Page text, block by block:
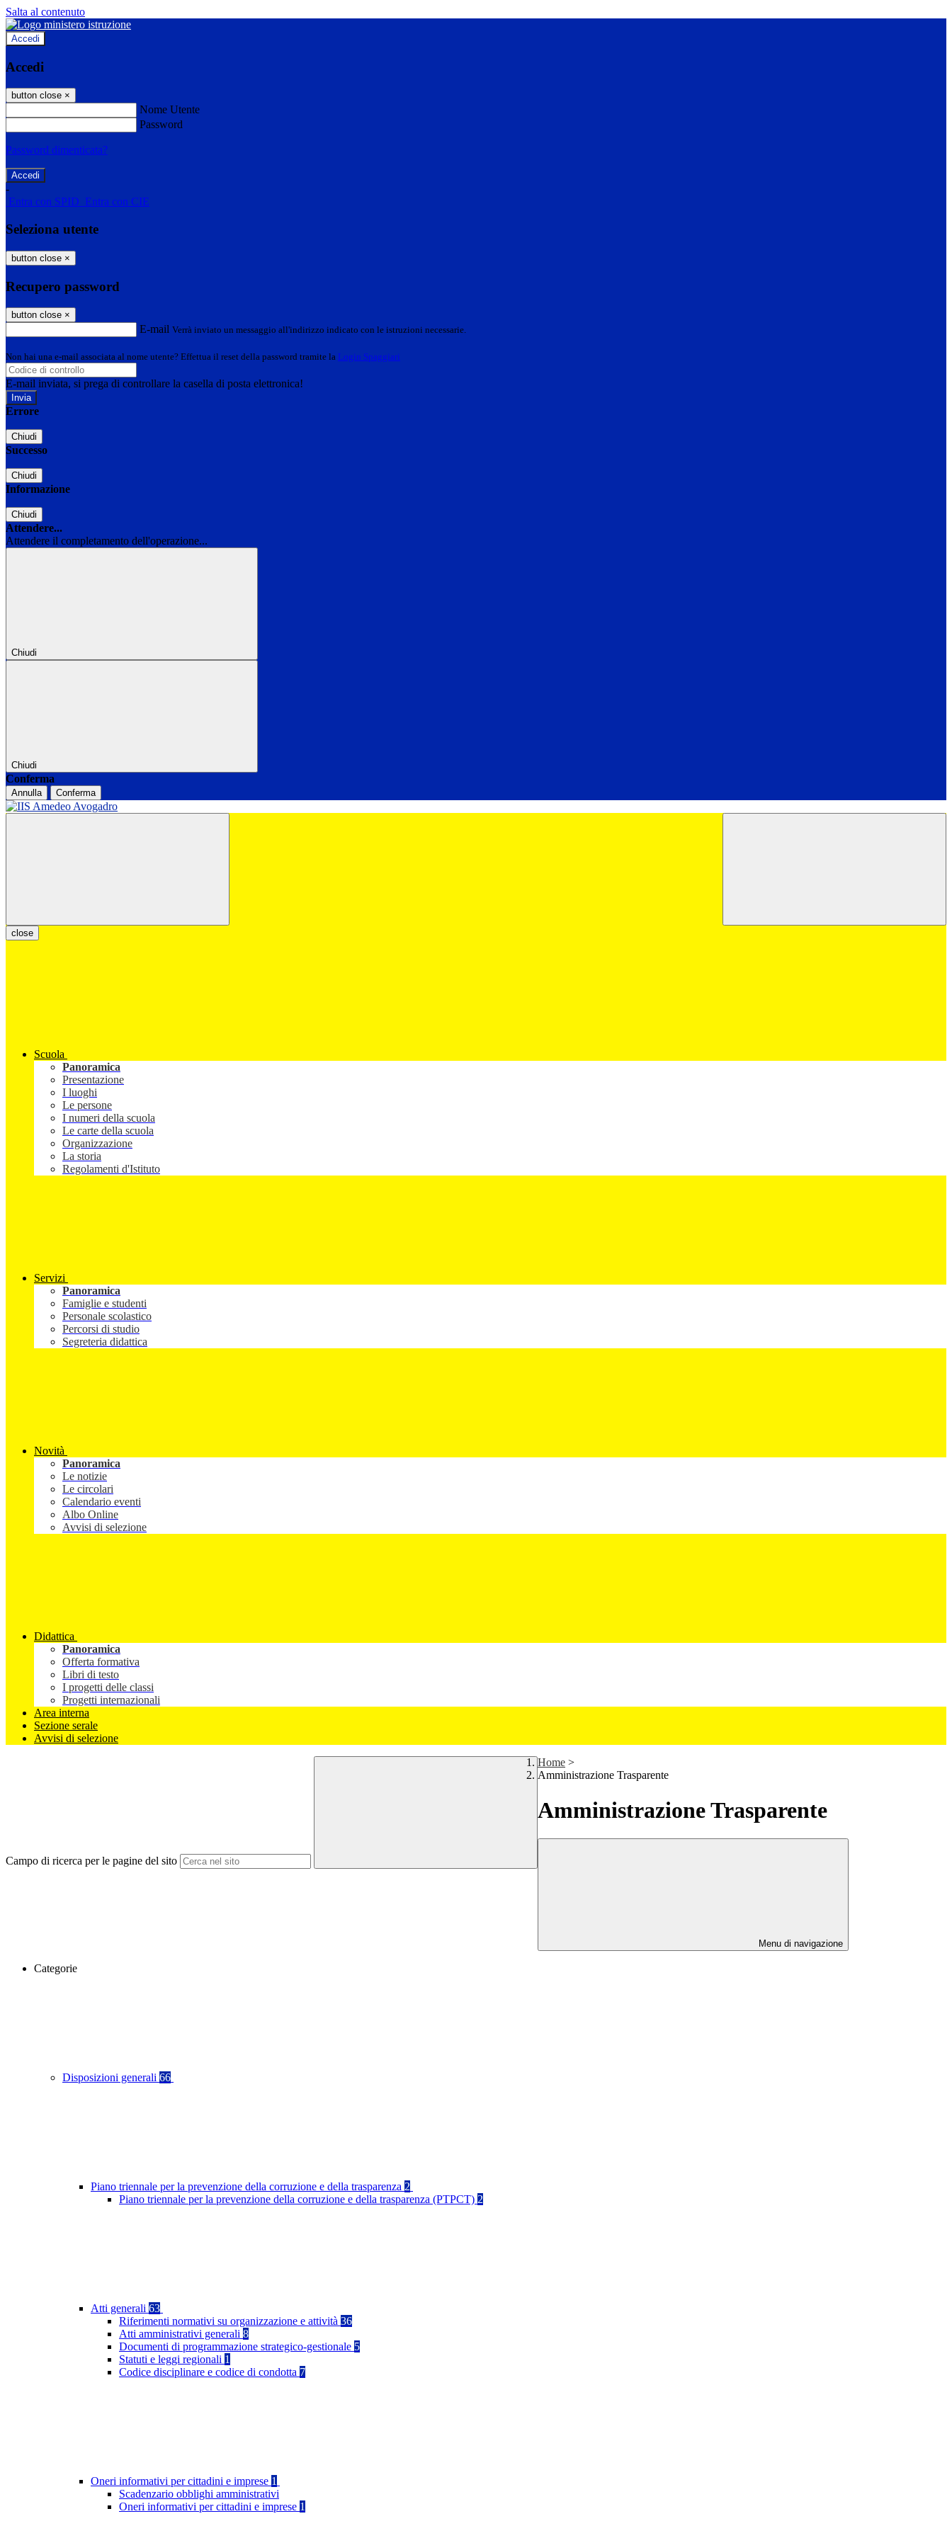
Salta al contenuto
Accedi
Accedi
button close ×
Nome Utente
Password
Password dimenticata?
-
Entra con SPID Entra con CIE
Seleziona utente
button close ×
Recupero password
button close ×
E-mail Verrà inviato un messaggio all'indirizzo indicato con le istruzioni necessarie.
Non hai una e-mail associata al nome utente? Effettua il reset della password tramite la Login Spaggiari
E-mail inviata, si prega di controllare la casella di posta elettronica!
Errore
Chiudi
Successo
Chiudi
Informazione
Chiudi
Attendere...
Attendere il completamento dell'operazione...
Chiudi
Chiudi
Conferma
Annulla Conferma
close
Scuola
Panoramica
Presentazione
I luoghi
Le persone
I numeri della scuola
Le carte della scuola
Organizzazione
La storia
Regolamenti d'Istituto
Servizi
Panoramica
Famiglie e studenti
Personale scolastico
Percorsi di studio
Segreteria didattica
Novità
Panoramica
Le notizie
Le circolari
Calendario eventi
Albo Online
Avvisi di selezione
Didattica
Panoramica
Offerta formativa
Libri di testo
I progetti delle classi
Progetti internazionali
Area interna
Sezione serale
Avvisi di selezione
Campo di ricerca per le pagine del sito
Home >
Amministrazione Trasparente
Amministrazione Trasparente
Menu di navigazione
Categorie
Disposizioni generali 66
Piano triennale per la prevenzione della corruzione e della trasparenza 2
Piano triennale per la prevenzione della corruzione e della trasparenza (PTPCT) 2
Atti generali 63
Riferimenti normativi su organizzazione e attività 36
Atti amministrativi generali 8
Documenti di programmazione strategico-gestionale 5
Statuti e leggi regionali 1
Codice disciplinare e codice di condotta 7
Oneri informativi per cittadini e imprese 1
Scadenzario obblighi amministrativi
Oneri informativi per cittadini e imprese 1